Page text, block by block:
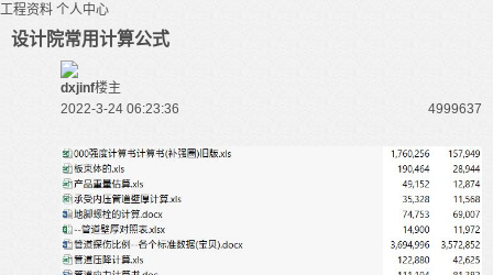
工程资料 个人中心
设计院常用计算公式
dxjinf楼主
2022-3-24 06:23:36
4999637